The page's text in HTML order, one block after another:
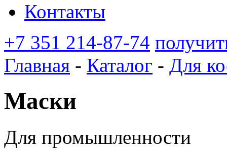
Контакты
+7 351 214-87-74
Главная - Каталог - Для
Маски
Для промышленности